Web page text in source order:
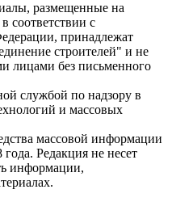
размещенные на
в соответствии с
принадлежат
строителей" и не
лицами без письменного
службой по надзору в
и массовых
массовой информации
Редакция не несет
информации,